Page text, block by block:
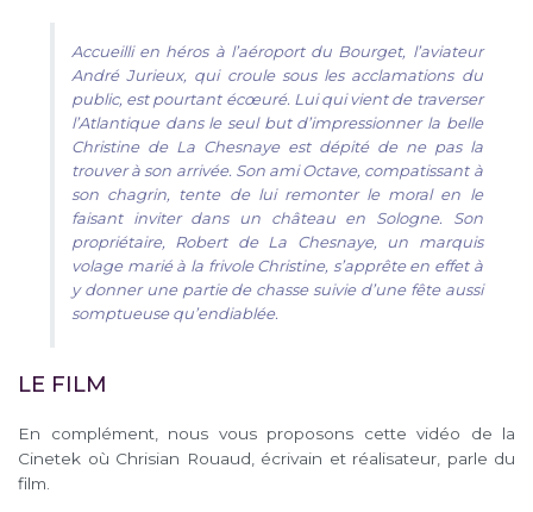
Accueilli en héros à l’aéroport du Bourget, l’aviateur
André Jurieux, qui croule sous les acclamations du
public, est pourtant écœuré. Lui qui vient de traverser
l’Atlantique dans le seul but d’impressionner la belle
Christine de La Chesnaye est dépité de ne pas la
trouver à son arrivée. Son ami Octave, compatissant à
son chagrin, tente de lui remonter le moral en le
faisant inviter dans un château en Sologne. Son
propriétaire, Robert de La Chesnaye, un marquis
volage marié à la frivole Christine, s’apprête en effet à
y donner une partie de chasse suivie d’une fête aussi
somptueuse qu’endiablée.
LE FILM
En complément, nous vous proposons cette vidéo de la
Cinetek où Chrisian Rouaud, écrivain et réalisateur, parle du
film.